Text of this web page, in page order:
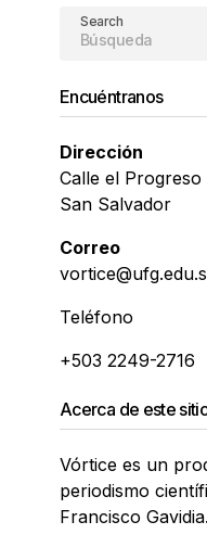
Search
Encuéntranos
Dirección
Calle el
San Salvador
Correo
Teléfono
+503 2249-2716
Acerca de este
Vórtice es un
periodismo
Francisco